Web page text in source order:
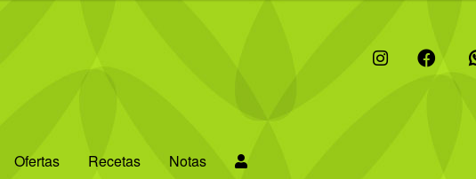
F
Ofertas Recetas Notas